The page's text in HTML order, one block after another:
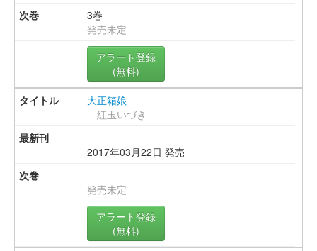
3巻
発売未定
アラート登録
(無料)
大正箱娘
紅玉いづき
2017年03月22日 発売
発売未定
アラート登録
(無料)